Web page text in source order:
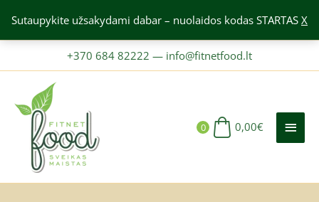
Sutaupykite užsakydami dabar – nuolaidos kodas STARTAS X
prie
+370 684 82222 — info@fitnetfood.lt
0 0,00€